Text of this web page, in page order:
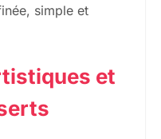
simple et
et